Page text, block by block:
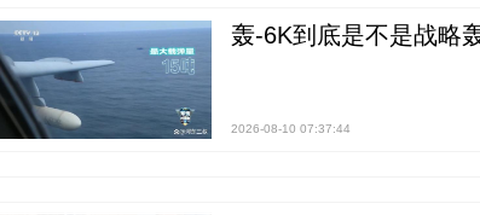
轰-6K到底是不是战略
2026-08-10 07:37:44